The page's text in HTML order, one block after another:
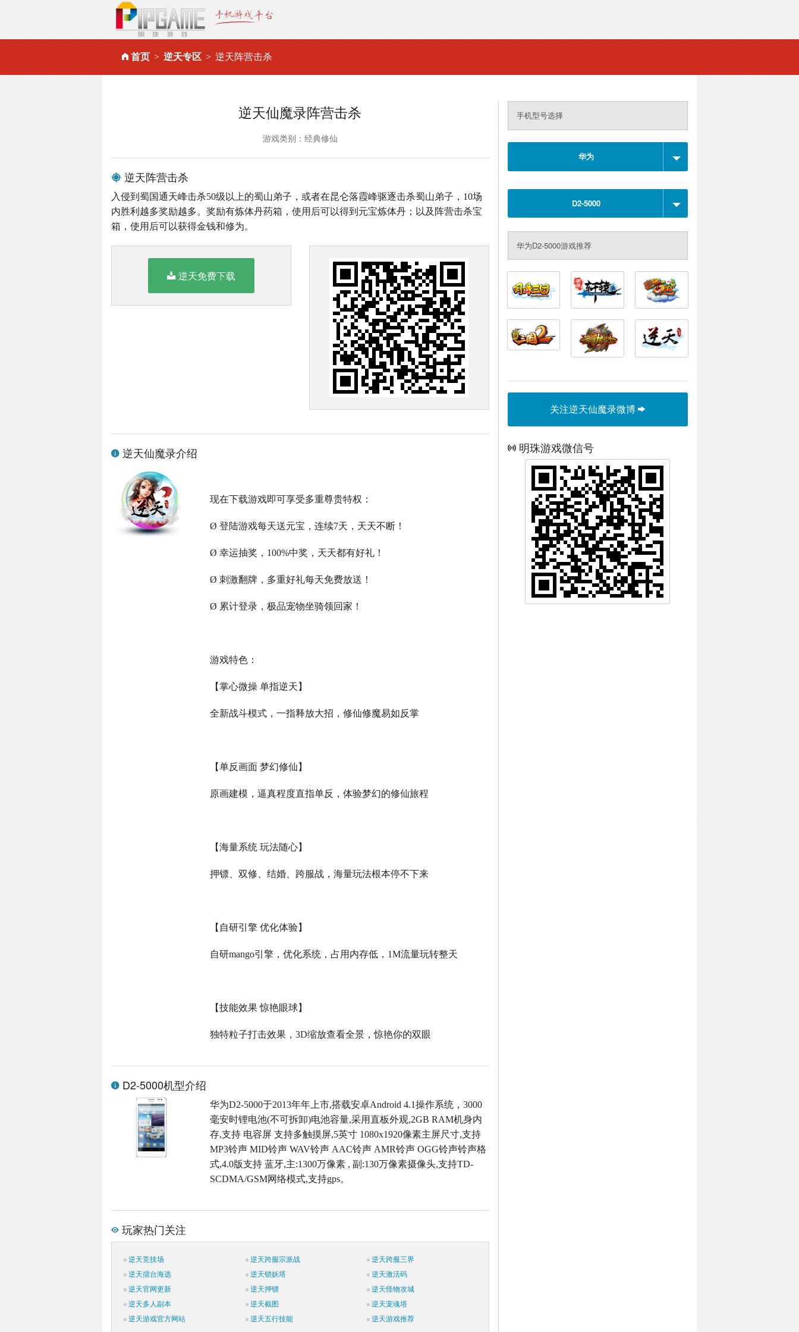
首页 逆天专区 逆天阵营击杀
逆天仙魔录阵营击杀
游戏类别：经典修仙
逆天阵营击杀
入侵到蜀国通天峰击杀50级以上的蜀山弟子，或者在昆仑落霞峰驱逐击杀蜀山弟子，10场
内胜利越多奖励越多。奖励有炼体丹药箱，使用后可以得到元宝炼体丹；以及阵营击杀宝
箱，使用后可以获得金钱和修为。
逆天免费下载
逆天仙魔录介绍
现在下载游戏即可享受多重尊贵特权：
Ø 登陆游戏每天送元宝，连续7天，天天不断！
Ø 幸运抽奖，100%中奖，天天都有好礼！
Ø 刺激翻牌，多重好礼每天免费放送！
Ø 累计登录，极品宠物坐骑领回家！
游戏特色：
【掌心微操 单指逆天】
全新战斗模式，一指释放大招，修仙修魔易如反掌
【单反画面 梦幻修仙】
原画建模，逼真程度直指单反，体验梦幻的修仙旅程
【海量系统 玩法随心】
押镖、双修、结婚、跨服战，海量玩法根本停不下来
【自研引擎 优化体验】
自研mango引擎，优化系统，占用内存低， 1M流量玩转整天
【技能效果 惊艳眼球】
独特粒子打击效果，3D缩放查看全景，惊艳你的双眼
D2-5000机型介绍
华为D2-5000于2013年年上市,搭载安卓Android 4.1操作系统，3000
毫安时锂电池(不可拆卸)电池容量,采用直板外观,2GB RAM机身内
存,支持 电容屏 支持多触摸屏,5英寸 1080x1920像素主屏尺寸,支持
MP3铃声 MID铃声 WAV铃声 AAC铃声 AMR铃声 OGG铃声铃声格
式,4.0版支持 蓝牙,主:1300万像素 , 副:130万像素摄像头,支持TD-
SCDMA/GSM网络模式,支持gps。
玩家热门关注
逆天竞技场 逆天跨服宗派战
逆天跨服三界
逆天擂台海选
逆天锁妖塔
逆天激活码
逆天官网更新
逆天押镖
逆天怪物攻城
逆天多人副本
逆天截图
逆天宠魂塔
逆天游戏官方网站
逆天五行技能 逆天游戏推荐
手机型号选择
华为
D2-5000
华为D2-5000游戏推荐
关注逆天仙魔录微博
明珠游戏微信号